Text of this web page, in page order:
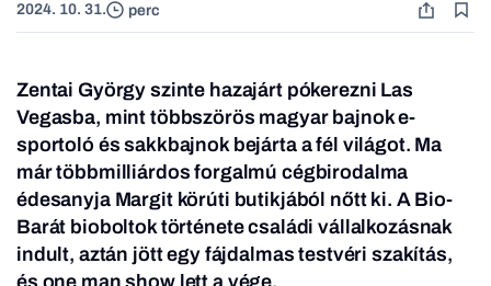
2024. 10. 31. perc
Zentai György szinte hazajárt pókerezni Las
Vegasba, mint többszörös magyar bajnok e-
sportoló és sakkbajnok bejárta a fél világot. Ma
már többmilliárdos forgalmú cégbirodalma
édesanyja Margit körúti butikjából nőtt ki. A Bio-
Barát bioboltok története családi vállalkozásnak
indult, aztán jött egy fájdalmas testvéri szakítás,